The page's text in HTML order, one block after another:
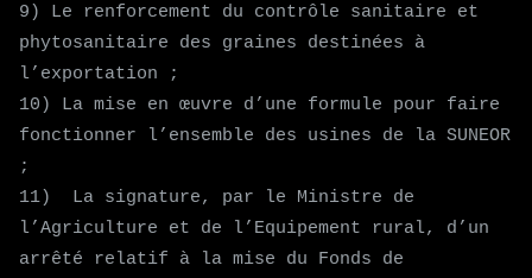
9) Le renforcement du contrôle sanitaire et
phytosanitaire des graines destinées à
l’exportation ;
10) La mise en œuvre d’une formule pour faire
fonctionner l’ensemble des usines de la SUNEOR
;
11) La signature, par le Ministre de
l’Agriculture et de l’Equipement rural, d’un
arrêté relatif à la mise du Fonds de